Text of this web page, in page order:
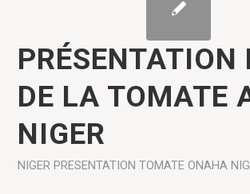
PRÉSENTATION
DE LA TOMATE
NIGER
NIGER PRESENTATION TOMATE ONAHA